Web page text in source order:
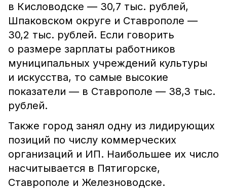
в Кисловодске ― 30,7 тыс. рублей,
Шпаковском округе и Ставрополе ―
30,2 тыс. рублей. Если говорить
о размере зарплаты работников
муниципальных учреждений культуры
и искусства, то самые высокие
показатели — в Ставрополе ― 38,3 тыс.
рублей.
Также город занял одну из лидирующих
позиций по числу коммерческих
организаций и ИП. Наибольшее их число
насчитывается в Пятигорске,
Ставрополе и Железноводске.